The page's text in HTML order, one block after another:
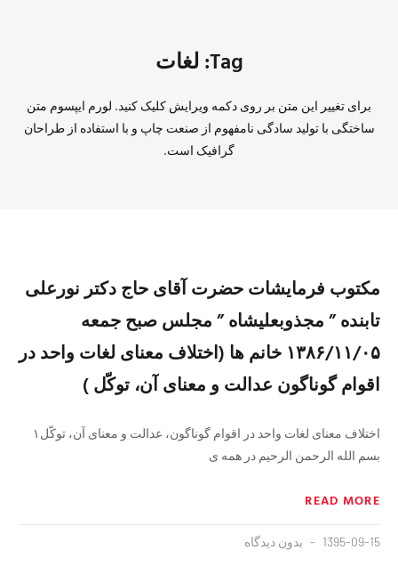
Tag: لغات
برای تغییر این متن بر روی دکمه ویرایش کلیک کنید. لورم ایپسوم متن
ساختگی با تولید سادگی نامفهوم از صنعت چاپ و با استفاده از طراحان
گرافیک است.
مکتوب فرمایشات حضرت آقای حاج دکتر نورعلی
تابنده ” مجذوبعلیشاه ” مجلس صبح جمعه
۱۳۸۶/۱۱/۰۵ خانم ها (اختلاف معنای لغات واحد در
اقوام گوناگون عدالت و معنای آن، توکّل )
اختلاف معنای لغات واحد در اقوام گوناگون، عدالت و معنای آن، توکّل۱
بسم الله الرحمن الرحیم در همه ی
READ MORE
1395-09-15 بدون دیدگاه